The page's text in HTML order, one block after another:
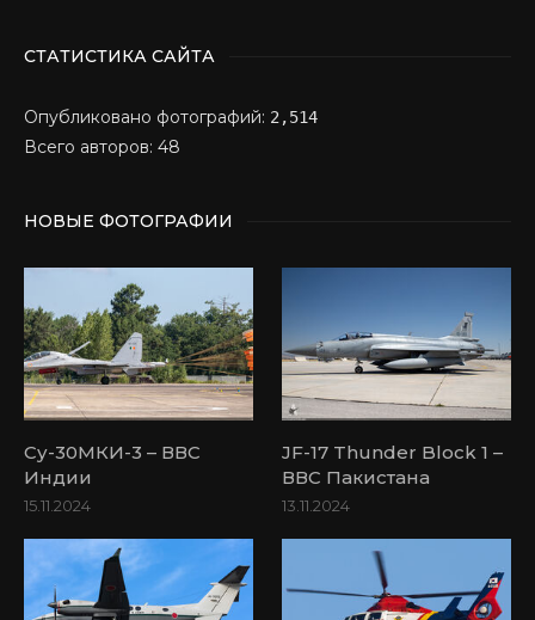
СТАТИСТИКА САЙТА
Опубликовано фотографий: 2,514
Всего авторов: 48
НОВЫЕ ФОТОГРАФИИ
Су-30МКИ-3 – ВВС
Индии
15.11.2024
JF-17 Thunder Block 1 –
ВВС Пакистана
13.11.2024